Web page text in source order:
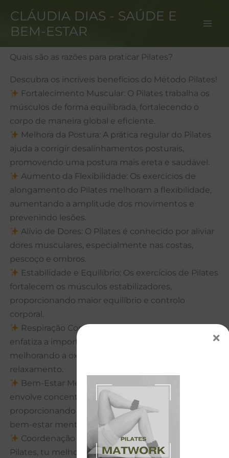
para
conteúdo
CLÁUDIA DIAS - SAÚDE E
BEM-ESTAR
Quais são as razões para praticar Pilates?
Descubra os incríveis benefícios do Método Pilates!
Fortalecimento Muscular: O Pilates trabalha os
músculos de forma equilibrada, fortalecendo o
corpo de maneira global e eficiente.
Melhora da Postura: A prática regular do Pilates
ajuda a corrigir desalinhamentos posturais,
promovendo uma postura mais ereta e saudável.
Aumento da Flexibilidade: Os exercícios de
alongamento do Pilates melhoram a flexibilidade,
aumentando a amplitude dos movimentos e
prevenindo lesões.
Alívio de Dores: O Pilates é conhecido por aliviar
dores musculares, especialmente nas costas,
pescoço e ombros.
Estabilidade e Equilíbrio: Os exercícios de Pilates
fortalecem os músculos estabilizadores,
proporcionando maior equilíbrio e controlo
corporal.
Respiração Consciente: O Método Pilates
enfatiza a importância da respiração adequada,
melhorando a oxigenação do corpo e promovendo
relaxamento.
Bem-Estar Mental: O Pilates é uma prática que
envolve concentração e consciência corporal,
proporcionando uma sensação de relaxamento e
bem-estar mental.
Coordenação Motora: Com os exercícios de
Pilates, tu melhoras a coordenação dos